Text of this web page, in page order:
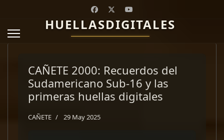
HUELLASDIGITALES
CAÑETE 2000: Recuerdos del
Sudamericano Sub-16 y las
primeras huellas digitales
CAÑETE 29 May 2025